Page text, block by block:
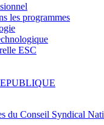
les programmes
ESC
du Conseil Syndical